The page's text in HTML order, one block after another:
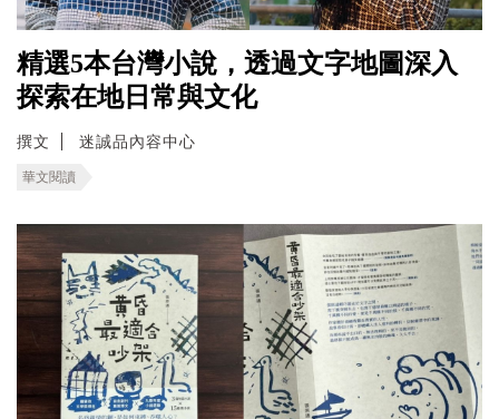
精選5本台灣小說，透過文字地圖深入
探索在地日常與文化
撰文 迷誠品內容中心
華文閱讀